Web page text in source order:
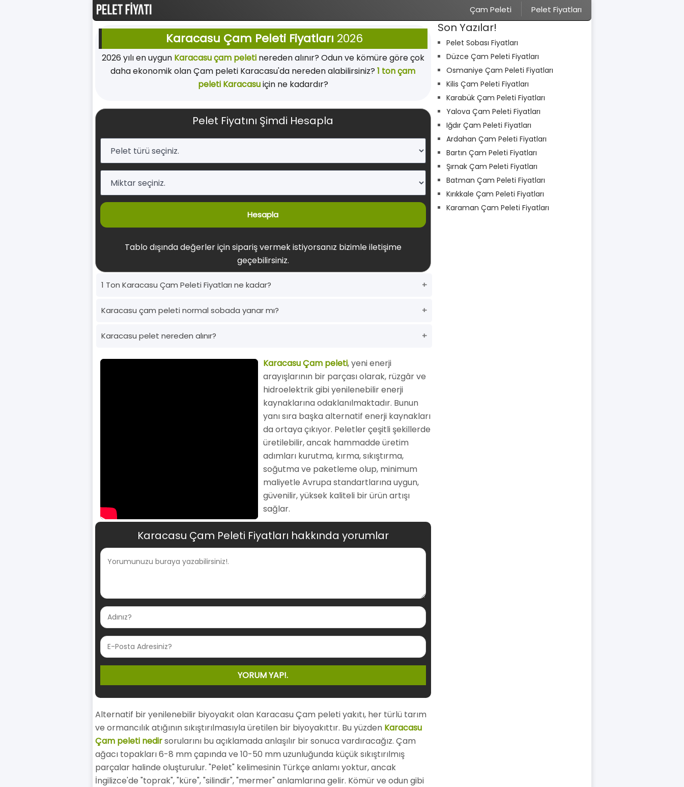
Çam Peleti Pelet Fiyatları
Karacasu Çam Peleti Fiyatları 2026
2026 yılı en uygun Karacasu çam peletinereden alınır? Odun ve kömüre göre çok
daha ekonomik olan Çam peleti Karacasu'da nereden alabilirsiniz?1 ton çam
peleti Karacasuiçin ne kadardır?
Pelet Fiyatını Şimdi Hesapla
Hesapla
Tablo dışında değerler için sipariş vermek istiyorsanız bizimle iletişime
geçebilirsiniz.
1 Ton Karacasu Çam Peleti Fiyatları ne kadar?
Karacasu çam peleti normal sobada yanar mı?
Karacasu pelet nereden alınır?
Karacasu Çam peleti, yeni enerji
arayışlarının bir parçası olarak, rüzgâr ve
hidroelektrik gibi yenilenebilir enerji
kaynaklarına odaklanılmaktadır. Bunun
yanı sıra başka alternatif enerji kaynakları
da ortaya çıkıyor. Peletler çeşitli şekillerde
üretilebilir, ancak hammadde üretim
adımları kurutma, kırma, sıkıştırma,
soğutma ve paketleme olup, minimum
maliyetle Avrupa standartlarına uygun,
güvenilir, yüksek kaliteli bir ürün artışı
sağlar.
Karacasu Çam Peleti Fiyatları hakkında yorumlar
Alternatif bir yenilenebilir biyoyakıt olan Karacasu Çam peleti yakıtı, her türlü tarım
ve ormancılık atığının sıkıştırılmasıyla üretilen bir biyoyakıttır. Bu yüzden Karacasu
Çam peleti nedirsorularını bu açıklamada anlaşılır bir sonuca vardıracağız. Çam
ağacı topakları 6-8 mm çapında ve 10-50 mm uzunluğunda küçük sıkıştırılmış
parçalar halinde oluşturulur. "Pelet" kelimesinin Türkçe anlamı yoktur, ancak
İngilizce'de "toprak", "küre", "silindir", "mermer" anlamlarına gelir. Kömür ve odun gibi
Son Yazılar!
Pelet Sobası Fiyatları
Düzce Çam Peleti Fiyatları
Osmaniye Çam Peleti Fiyatları
Kilis Çam Peleti Fiyatları
Karabük Çam Peleti Fiyatları
Yalova Çam Peleti Fiyatları
Iğdır Çam Peleti Fiyatları
Ardahan Çam Peleti Fiyatları
Bartın Çam Peleti Fiyatları
Şırnak Çam Peleti Fiyatları
Batman Çam Peleti Fiyatları
Kırıkkale Çam Peleti Fiyatları
Karaman Çam Peleti Fiyatları